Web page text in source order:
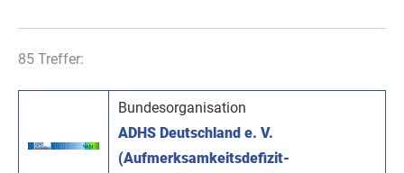
85 Treffer:
Bundesorganisation
ADHS Deutschland e. V.
(Aufmerksamkeitsdefizit-